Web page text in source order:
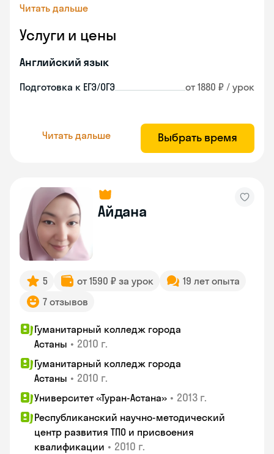
Читать дальше
Услуги и цены
Английский язык
Подготовка к ЕГЭ/ОГЭ от 1880 ₽ / урок
Читать дальше Выбрать время
Айдана
5 от 1590 ₽ за урок
19 лет опыта
7 отзывов
Гуманитарный колледж города
Астаны • 2010 г.
Гуманитарный колледж города
Астаны • 2010 г.
Университет «Туран-Астана» • 2013 г.
Республиканский научно-методический
центр развития ТПО и присвоения
квалификации • 2010 г.